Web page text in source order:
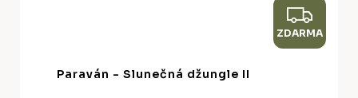
Z
D
ZDARMA
Paraván - Slunečná džungle II